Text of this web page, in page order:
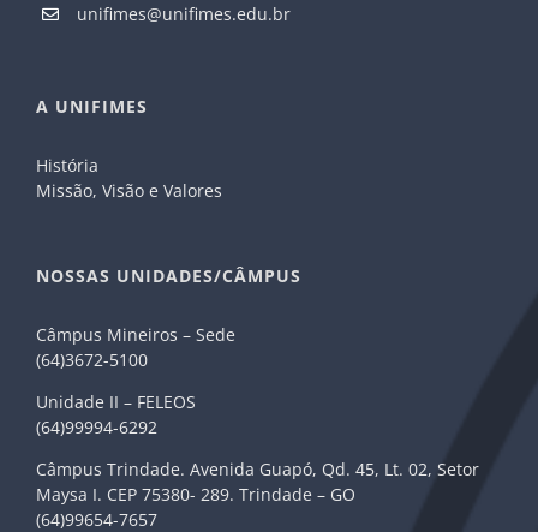
unifimes@unifimes.edu.br
A UNIFIMES
História
Missão, Visão e Valores
NOSSAS UNIDADES/CÂMPUS
Câmpus Mineiros – Sede
(64)3672-5100
Unidade II – FELEOS
(64)99994-6292
Câmpus Trindade. Avenida Guapó, Qd. 45, Lt. 02, Setor
Maysa I. CEP 75380- 289. Trindade – GO
(64)99654-7657